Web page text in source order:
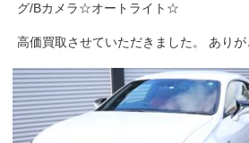
グ/Bカメラ☆オートライト☆
高価買取させていただきました。 ありが